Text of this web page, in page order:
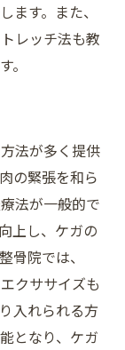
ます。また、
レッチ法も教
。
法が多く提供
の緊張を和ら
法が一般的で
上し、ケガの
骨院では、
クササイズも
入れられる方
となり、ケガ